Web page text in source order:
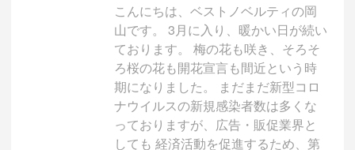
こんにちは、ベストノベルティの岡
山です。 3月に入り、暖かい日が続い
ております。 梅の花も咲き、そろそ
ろ桜の花も開花宣言も間近という時
期になりました。 まだまだ新型コロ
ナウイルスの新規感染者数は多くな
っておりますが、広告・販促業界と
しても 経済活動を促進するため、第